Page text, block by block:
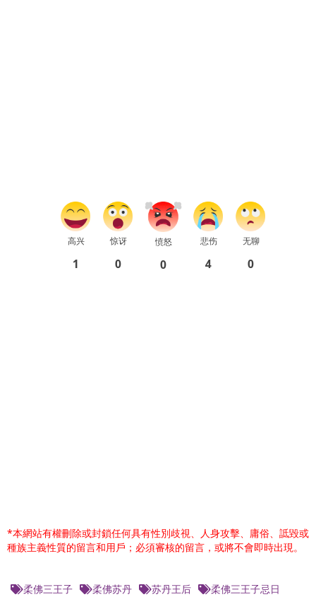
高兴
1
惊讶
0
愤怒
0
悲伤
4
无聊
0
*本網站有權刪除或封鎖任何具有性別歧視、人身攻擊、庸俗、詆毀或
種族主義性質的留言和用戶；必須審核的留言，或將不會即時出現。
柔佛三王子 柔佛苏丹 苏丹王后 柔佛三王子忌日